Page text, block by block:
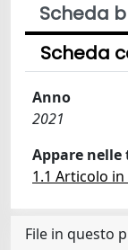
Scheda
Scheda
Anno
2021
Appare nelle
1.1 Articolo
File in questo